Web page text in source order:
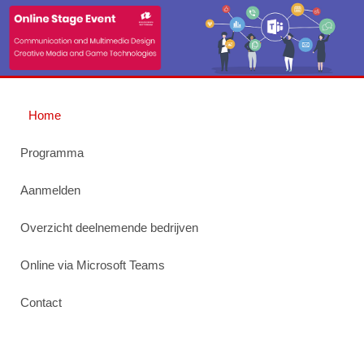
Home
Programma
Aanmelden
Overzicht deelnemende bedrijven
Online via Microsoft Teams
Contact